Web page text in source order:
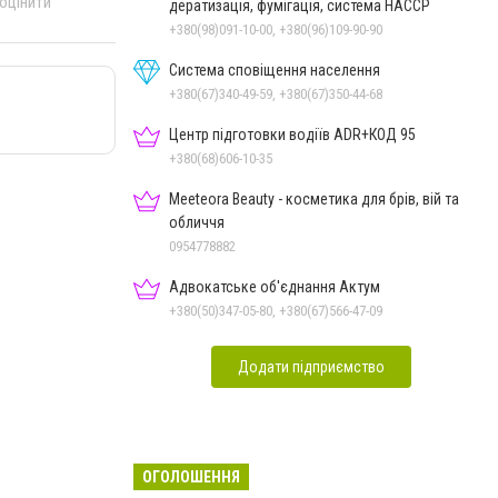
дератизація, фумігація, система HACCP
+380(98)091-10-00, +380(96)109-90-90
Система сповіщення населення
+380(67)340-49-59, +380(67)350-44-68
Центр підготовки водіїв ADR+КОД 95
+380(68)606-10-35
Meeteora Beauty - косметика для брів, вій та
обличчя
0954778882
Адвокатське об'єднання Актум
+380(50)347-05-80, +380(67)566-47-09
Додати підприємство
ОГОЛОШЕННЯ